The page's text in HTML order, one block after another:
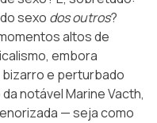
sexo dos outros?
altos de
embora
e perturbado
notável Marine Vacth,
— seja como